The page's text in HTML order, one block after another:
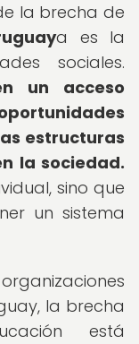
la brecha de
a es la
sociales.
un acceso
estructuras
la sociedad.
sino que
un sistema
la brecha
está